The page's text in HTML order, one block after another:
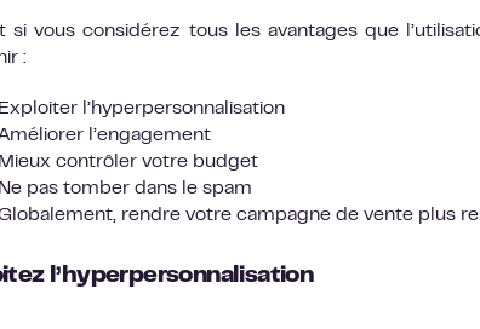
si vous considérez tous les avantages que
:
Exploiter l’hyperpersonnalisation
l’engagement
Mieux contrôler votre budget
Ne pas tomber dans le spam
rendre votre campagne de vente plus
l’hyperpersonnalisation